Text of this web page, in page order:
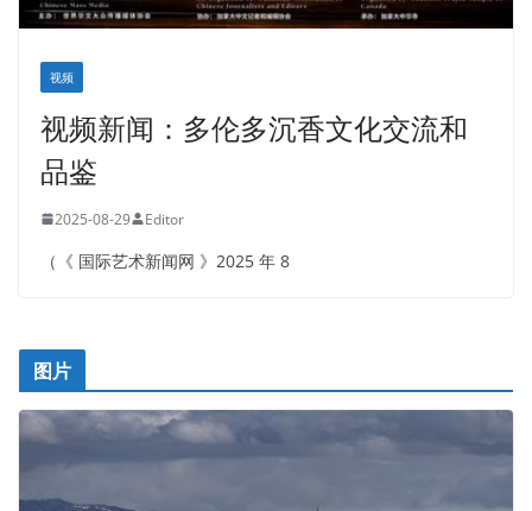
视频
视频新闻：多伦多沉香文化交流和
品鉴
2025-08-29 Editor
（《 国际艺术新闻网 》2025 年 8
图片